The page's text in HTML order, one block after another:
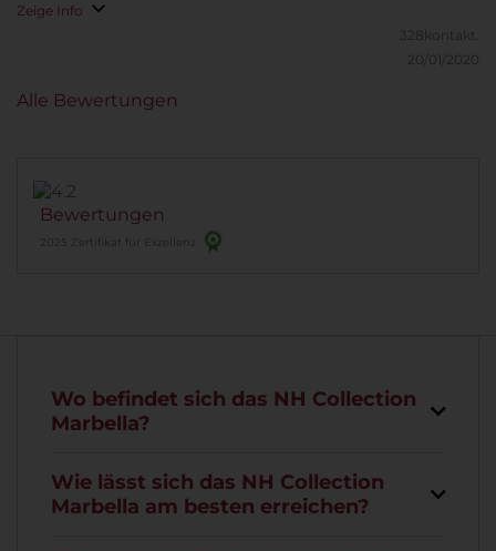
Zeige Info
328kontakt.
20/01/2020
Bewertungen
2025 Zertifikat für Exzellenz
Alle Bewertungen
Wo befindet sich das NH Collection
Marbella?
Wie lässt sich das NH Collection
Marbella am besten erreichen?